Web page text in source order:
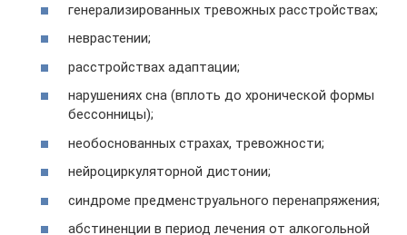
генерализированных тревожных расстройствах;
неврастении;
расстройствах адаптации;
нарушениях сна (вплоть до хронической формы
бессонницы);
необоснованных страхах, тревожности;
нейроциркуляторной дистонии;
синдроме предменструального перенапряжения;
абстиненции в период лечения от алкогольной